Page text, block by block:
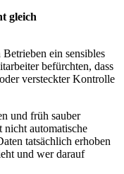
gleich
ein sensibles
befürchten, dass
versteckter Kontrolle
und früh sauber
nicht automatische
tatsächlich erhoben
und wer darauf